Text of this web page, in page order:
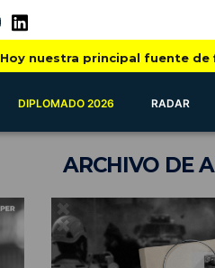
Hoy nuestra principal fuente
DIPLOMADO 2026 RADAR
ARCHIVODE